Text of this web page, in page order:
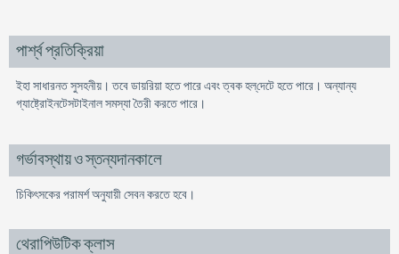
পার্শ্ব প্রতিক্রিয়া
ইহা সাধারনত সুসহনীয়। তবে ডায়রিয়া হতে পারে এবং ত্বক হল্‌দেটে হতে পারে। অন্যান্য
গ্যাষ্ট্রোইনটেসটাইনাল সমস্যা তৈরী করতে পারে।
গর্ভাবস্থায় ও স্তন্যদানকালে
চিকিৎসকের পরামর্শ অনুযায়ী সেবন করতে হবে।
থেরাপিউটিক ক্লাস